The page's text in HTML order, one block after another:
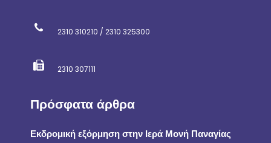
2310 310210 / 2310 325300
2310 307111
Πρόσφατα άρθρα
Εκδρομική εξόρμηση στην Ιερά Μονή Παναγίας